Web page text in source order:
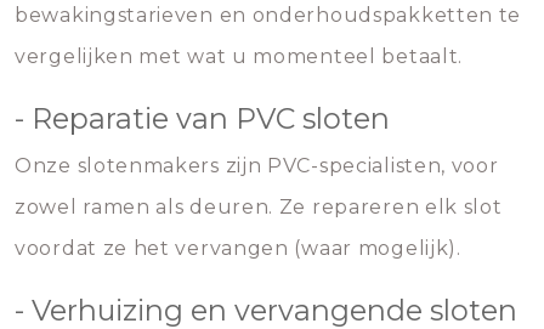
bewakingstarieven en onderhoudspakketten te
vergelijken met wat u momenteel betaalt.
- Reparatie van PVC sloten
Onze slotenmakers zijn PVC-specialisten, voor
zowel ramen als deuren. Ze repareren elk slot
voordat ze het vervangen (waar mogelijk).
- Verhuizing en vervangende sloten